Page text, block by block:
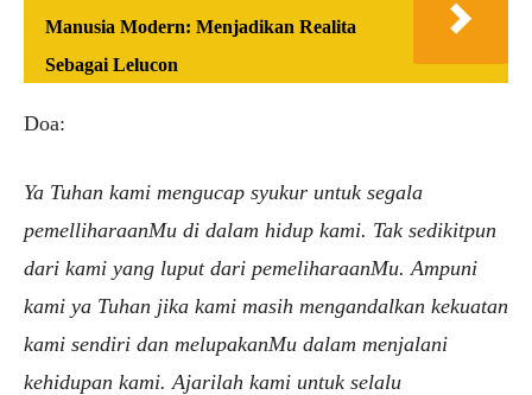
Manusia Modern: Menjadikan Realita
Sebagai Lelucon
Doa:
Ya Tuhan kami mengucap syukur untuk segala
pemelliharaanMu di dalam hidup kami. Tak sedikitpun
dari kami yang luput dari pemeliharaanMu. Ampuni
kami ya Tuhan jika kami masih mengandalkan kekuatan
kami sendiri dan melupakanMu dalam menjalani
kehidupan kami. Ajarilah kami untuk selalu